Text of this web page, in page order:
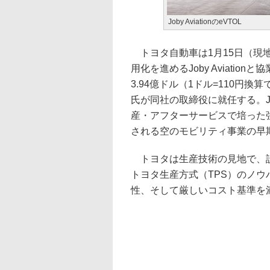
Joby AviationのeVTOL
トヨタ自動車は1月15日（現
用化を進めるJoby Aviationと
3.94億ドル（1ドル=110円換算
氏が同社の取締役に就任する
産・アフターサービスで培っ
される空のモビリティ事業の
トヨタは生産技術の見地で、
トヨタ生産方式（TPS）のノ
性、そして厳しいコスト基準